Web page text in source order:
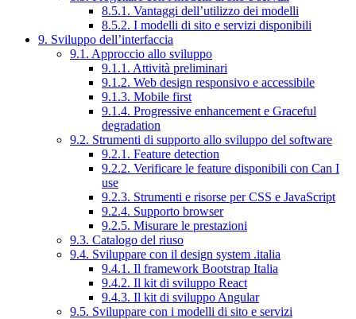
8.5.1. Vantaggi dell’utilizzo dei modelli
8.5.2. I modelli di sito e servizi disponibili
9. Sviluppo dell’interfaccia
9.1. Approccio allo sviluppo
9.1.1. Attività preliminari
9.1.2. Web design responsivo e accessibile
9.1.3. Mobile first
9.1.4. Progressive enhancement e Graceful
degradation
9.2. Strumenti di supporto allo sviluppo del software
9.2.1. Feature detection
9.2.2. Verificare le feature disponibili con Can I
use
9.2.3. Strumenti e risorse per CSS e JavaScript
9.2.4. Supporto browser
9.2.5. Misurare le prestazioni
9.3. Catalogo del riuso
9.4. Sviluppare con il design system .italia
9.4.1. Il framework Bootstrap Italia
9.4.2. Il kit di sviluppo React
9.4.3. Il kit di sviluppo Angular
9.5. Sviluppare con i modelli di sito e servizi